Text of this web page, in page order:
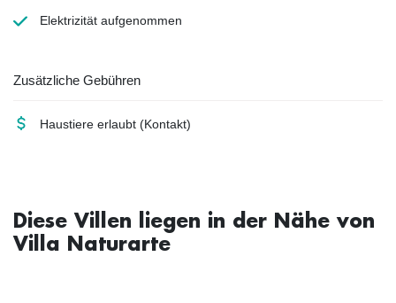
Elektrizität aufgenommen
Zusätzliche Gebühren
Haustiere erlaubt (Kontakt)
Diese Villen liegen in der Nähe von
Villa Naturarte